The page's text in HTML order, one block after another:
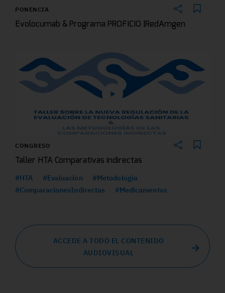
PONENCIA
Evolocumab & Programa PROFICIO |RedAmgen
CONGRESO
Taller HTA Comparativas indirectas
#HTA #Evaluacion
#Metodologia
#ComparacionesIndirectas
#Medicamentos
ACCEDE A TODO EL CONTENIDO
AUDIOVISUAL